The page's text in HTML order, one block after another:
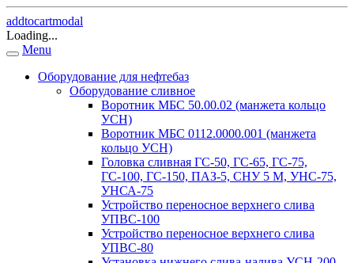
addtocartmodal
Loading...
Menu
Оборудование для нефтебаз
Оборудование сливное
Воротник МБС 50.00.02 (манжета кольцо
УСН)
Воротник МБС 0112.0000.001 (манжета
кольцо УСН)
Головка сливная ГС-50, ГС-65, ГС-75,
ГС-100, ГС-150, ПАЗ-5, СНУ 5 М, УНС-75,
УНСА-75
Устройство переносное верхнего слива
УПВС-100
Устройство переносное верхнего слива
УПВС-80